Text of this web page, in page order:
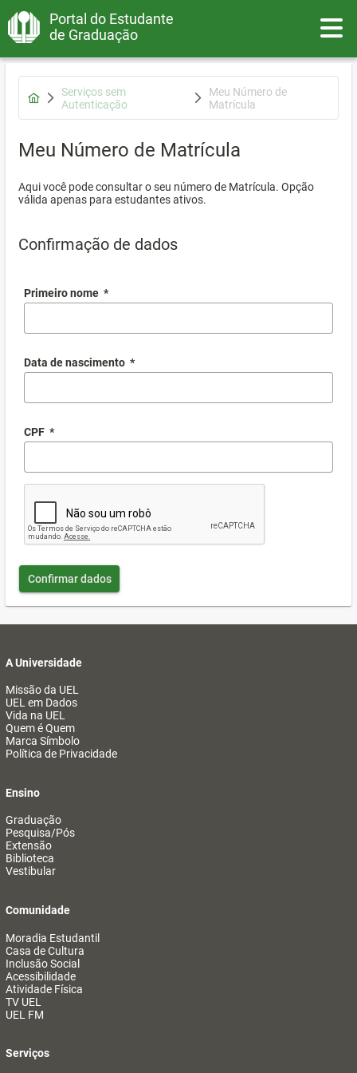
Portal do Estudante
de Graduação
Serviços sem
Autenticação
Meu Número de
Matrícula
Meu Número de Matrícula
Aqui você pode consultar o seu número de Matrícula. Opção
válida apenas para estudantes ativos.
Confirmação de dados
Primeiro nome *
Data de nascimento *
CPF *
Confirmar dados
A Universidade
Missão da UEL
UEL em Dados
Vida na UEL
Quem é Quem
Marca Símbolo
Política de Privacidade
Ensino
Graduação
Pesquisa/Pós
Extensão
Biblioteca
Vestibular
Comunidade
Moradia Estudantil
Casa de Cultura
Inclusão Social
Acessibilidade
Atividade Física
TV UEL
UEL FM
Serviços